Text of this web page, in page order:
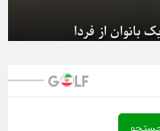
بانوان از فردا